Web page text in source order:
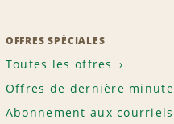
OFFRES SPÉCIALES
Toutes les offres
Offres de dernière minute
Abonnement aux courriels